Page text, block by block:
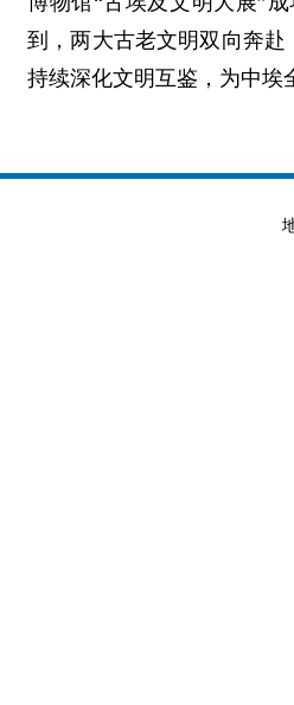
到，两大古老文明双向奔
持续深化文明互鉴，为中埃